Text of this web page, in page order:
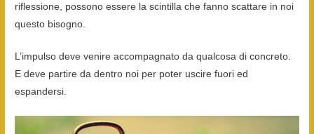
riflessione, possono essere la scintilla che fanno scattare in noi
questo bisogno.
L’impulso deve venire accompagnato da qualcosa di concreto.
E deve partire da dentro noi per poter uscire fuori ed
espandersi.